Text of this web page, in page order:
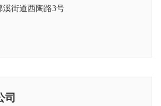
溪街道西陶路3号
司